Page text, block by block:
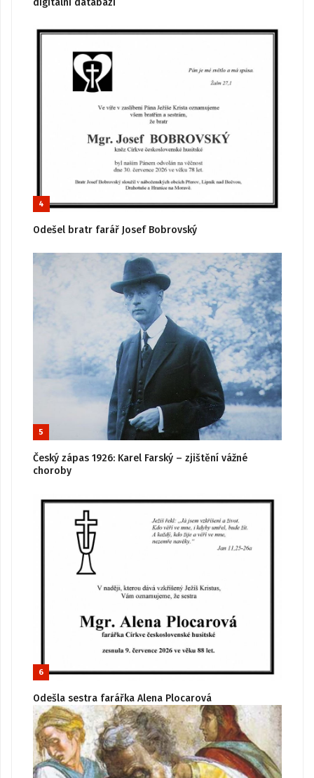
4
Odešel bratr farář Josef Bobrovský
5
Český zápas 1926: Karel Farský – zjištění vážné
choroby
6
Odešla sestra farářka Alena Plocarová